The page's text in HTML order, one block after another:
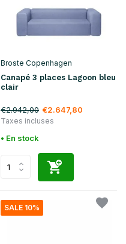
Broste Copenhagen
Canapé 3 places Lagoon bleu
clair
€2.942,00 €2.647,80
Taxes incluses
• En stock
SALE 10%